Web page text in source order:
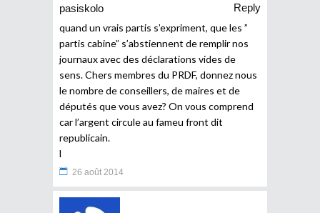
pasiskolo
Reply
quand un vrais partis s’expriment, que les ”
partis cabine” s’abstiennent de remplir nos
journaux avec des déclarations vides de
sens. Chers membres du PRDF, donnez nous
le nombre de conseillers, de maires et de
députés que vous avez? On vous comprend
car l’argent circule au fameu front dit
republicain.
l
26 août 2014